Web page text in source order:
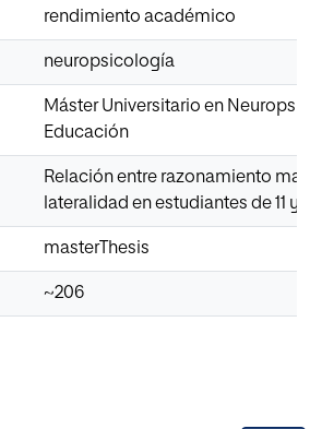
rendimiento académico
neuropsicología
Máster Universitario en
Educación
Relación entre razonamiento
lateralidad en estudiantes de 11 y
masterThesis
~206